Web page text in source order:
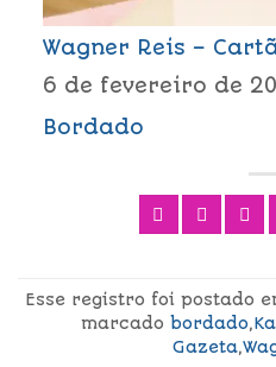
Wagner Reis –
6 de fevereiro de
Bordado
Esse registro foi postado
marcado bordado,
Gazeta,